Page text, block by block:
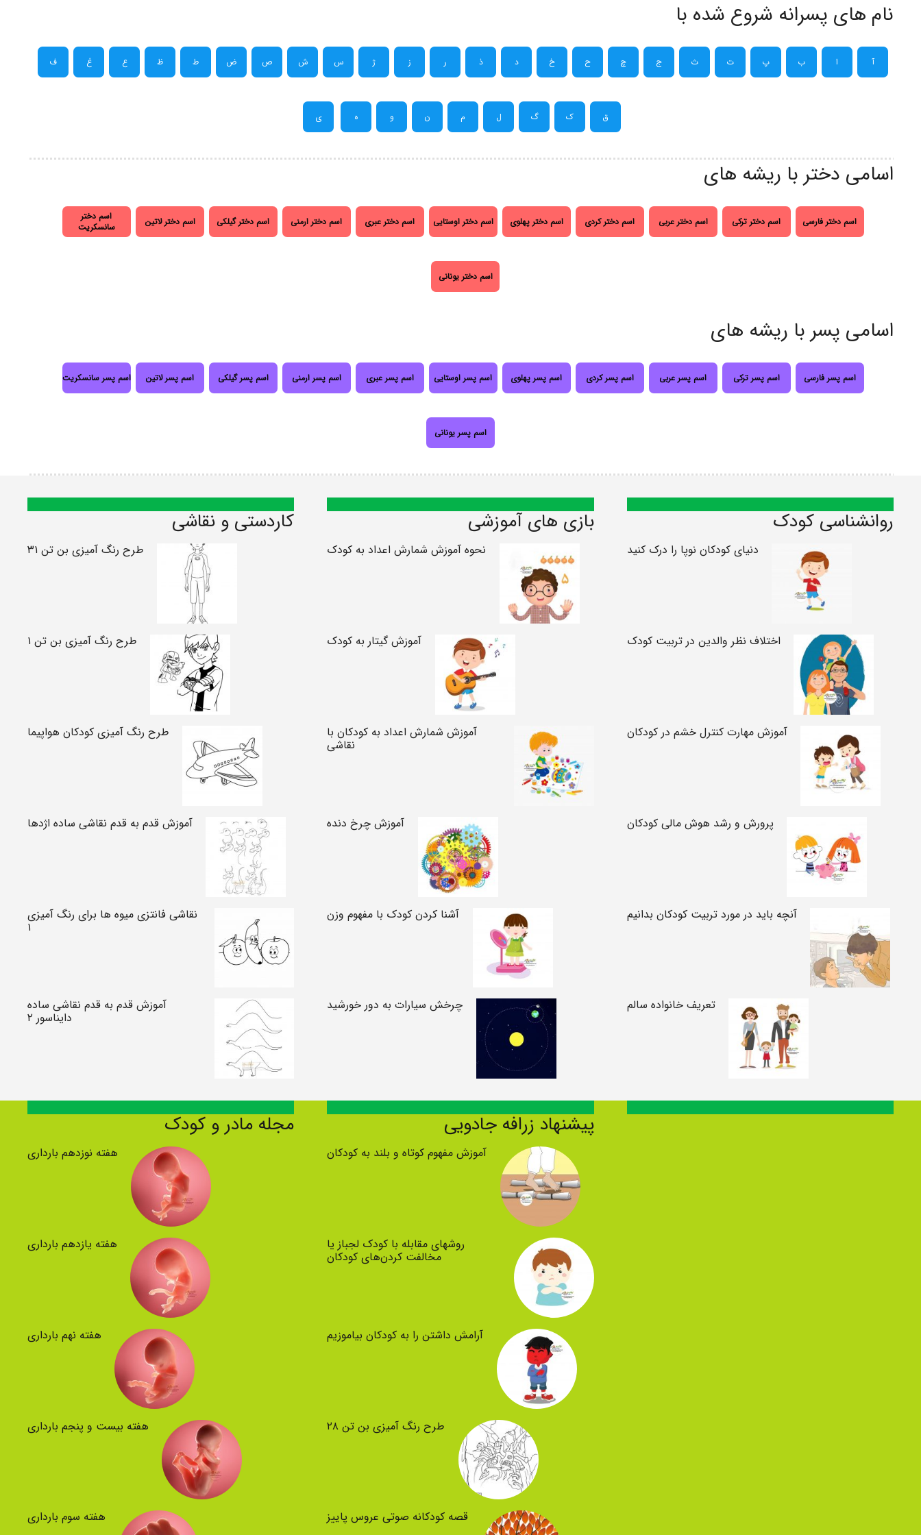
نام های پسرانه شروع شده با
آ ا ب پ ت ث ج چ ح خ د ذ ر ز ژ س ش ص ض ط ظ ع غ ف
ق ک گ ل م ن و ه ی
اسامی دختر با ریشه های
اسم دختر فارسی اسم دختر ترکی اسم دختر عربی اسم دختر کردی اسم دختر پهلوی اسم دختر اوستایی اسم دختر عبری اسم دختر ارمنی اسم دختر گیلکی اسم دختر لاتین
اسم دختر
سانسکریت
اسم دختر یونانی
اسامی پسر با ریشه های
اسم پسر فارسی اسم پسر ترکی اسم پسر عربی اسم پسر کردی اسم پسر پهلوی اسم پسر اوستایی اسم پسر عبری اسم پسر ارمنی اسم پسر گیلکی اسم پسر لاتین اسم پسر سانسکریت
اسم پسر یونانی
روانشناسی کودک
دنیای کودکان نوپا را درک کنید
اختلاف نظر والدین در تربیت کودک
آموزش مهارت کنترل خشم در کودکان
پرورش و رشد هوش مالی کودکان
آنچه باید در مورد تربیت کودکان بدانیم
تعریف خانواده سالم
بازی های آموزشی
نحوه آموزش شمارش اعداد به کودک
آموزش گیتار به کودک
آموزش شمارش اعداد به کودکان با
نقاشی
آموزش چرخ دنده
آشنا کردن کودک با مفهوم وزن
چرخش سیارات به دور خورشید
کاردستی و نقاشی
طرح رنگ آمیزی بن تن ۳۱
طرح رنگ آمیزی بن تن ۱
طرح رنگ آمیزی کودکان هواپیما
آموزش قدم به قدم نقاشی ساده اژدها
نقاشی فانتزی میوه ها برای رنگ آمیزی
۱
آموزش قدم به قدم نقاشی ساده
دایناسور ۲
پیشنهاد زرافه جادویی
آموزش مفهوم کوتاه و بلند به کودکان
روشهای مقابله با کودک لجباز یا
مخالفت کردن‌های کودکان
آرامش داشتن را به کودکان بیاموزیم
طرح رنگ آمیزی بن تن ۲۸
قصه کودکانه صوتی عروس پاییز
مجله مادر و کودک
هفته نوزدهم بارداری
هفته یازدهم بارداری
هفته نهم بارداری
هفته بیست و پنجم بارداری
هفته سوم بارداری